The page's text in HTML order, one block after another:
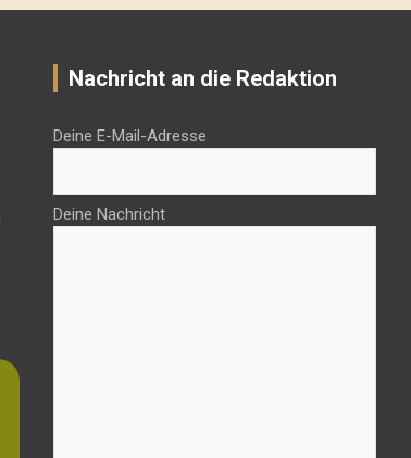
Nachricht an die Redaktion
Deine E-Mail-Adresse
Deine Nachricht